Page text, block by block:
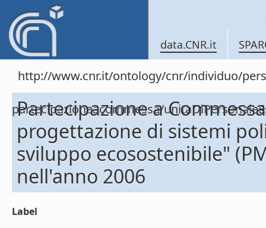
data.CNR.it
http://www.cnr.it/ontology/cnr/individuo/
partecipazioneacommessa/
Partecipazione a
progettazione di sistemi
sviluppo ecosostenibile"
nell'anno 2006
Label